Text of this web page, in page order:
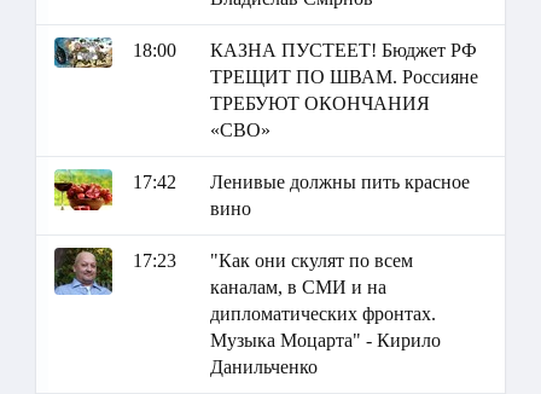
18:00
КАЗНА ПУСТЕЕТ! Бюджет РФ
ТРЕЩИТ ПО ШВАМ. Россияне
ТРЕБУЮТ ОКОНЧАНИЯ
«СВО»
17:42
Ленивые должны пить красное
вино
17:23
"Как они скулят по всем
каналам, в СМИ и на
дипломатических фронтах.
Музыка Моцарта" - Кирило
Данильченко